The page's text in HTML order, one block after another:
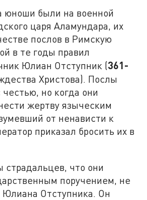
юноши были на военной
царя Аламундара, их
послов в Римскую
в те годы правил
Юлиан Отступник (361-
Христова). Послы
но когда они
жертву языческим
от ненависти к
приказал бросить их в
страдальцев, что они
поручением, не
Юлиана Отступника. Он